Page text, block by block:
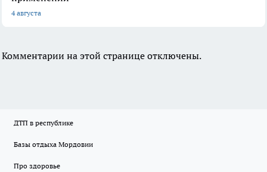
4 августа
Комментарии на этой странице отключены.
ДТП в республике
Базы отдыха Мордовии
Про здоровье